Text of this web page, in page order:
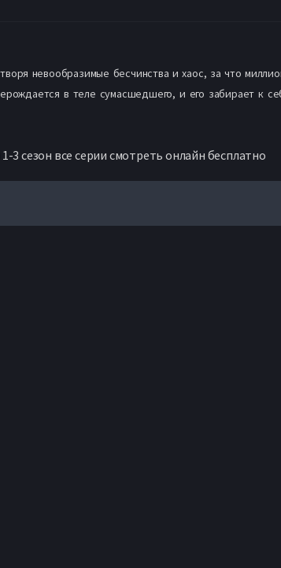
невообразимые бесчинства и хаос, за что
в теле сумасшедшего, и его забирает к
3 сезон все серии смотреть онлайн бесплатно